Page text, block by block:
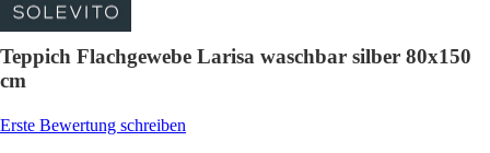
Teppich Flachgewebe Larisa waschbar silber 80x150
cm
Erste Bewertung schreiben